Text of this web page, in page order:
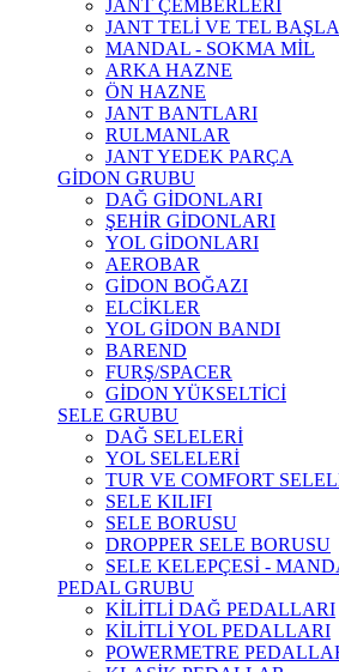
JANT ÇEMBERLERİ
JANT TELİ VE TEL
MANDAL - SOKMA MİL
ARKA HAZNE
ÖN HAZNE
JANT BANTLARI
RULMANLAR
JANT YEDEK PARÇA
GİDON GRUBU
DAĞ GİDONLARI
ŞEHİR GİDONLARI
YOL GİDONLARI
AEROBAR
GİDON BOĞAZI
ELCİKLER
YOL GİDON BANDI
BAREND
FURŞ/SPACER
GİDON YÜKSELTİCİ
SELE GRUBU
DAĞ SELELERİ
YOL SELELERİ
TUR VE COMFORT
SELE KILIFI
SELE BORUSU
DROPPER SELE BORUSU
SELE KELEPÇESİ -
PEDAL GRUBU
KİLİTLİ DAĞ PEDALLARI
KİLİTLİ YOL PEDALLARI
POWERMETRE